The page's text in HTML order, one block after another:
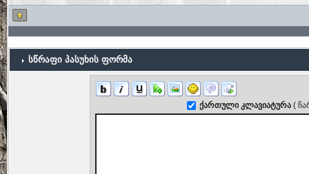
სწრაფი პასუხის ფორმა
ქართული კლავიატურა (